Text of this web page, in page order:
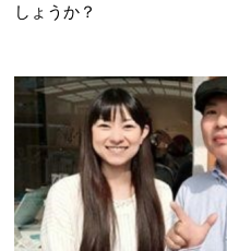
しょうか？